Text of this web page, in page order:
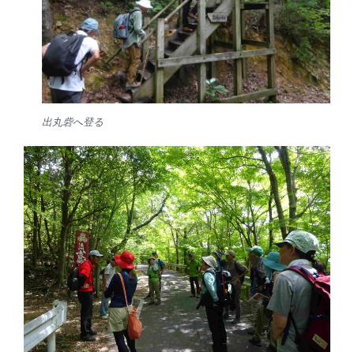
出丸砦へ登る